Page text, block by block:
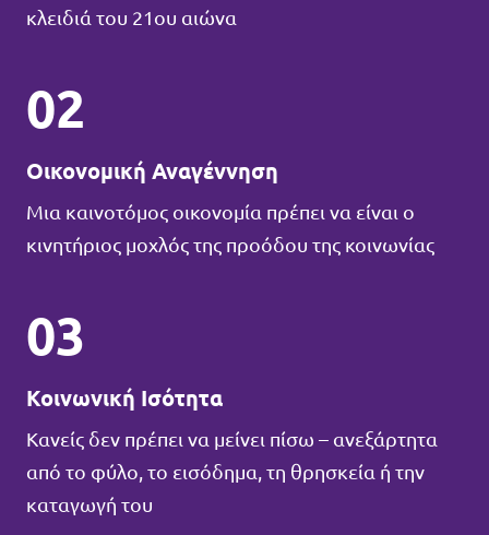
κλειδιά του 21ου αιώνα
02
Οικονομική Αναγέννηση
Μια καινοτόμος οικονομία πρέπει να είναι ο
κινητήριος μοχλός της προόδου της κοινωνίας
03
Κοινωνική Ισότητα
Κανείς δεν πρέπει να μείνει πίσω – ανεξάρτητα
από το φύλο, το εισόδημα, τη θρησκεία ή την
καταγωγή του